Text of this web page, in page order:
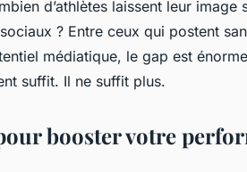
d’athlètes laissent leur image
? Entre ceux qui postent
médiatique, le gap est
suffit. Il ne suffit plus.
booster votre